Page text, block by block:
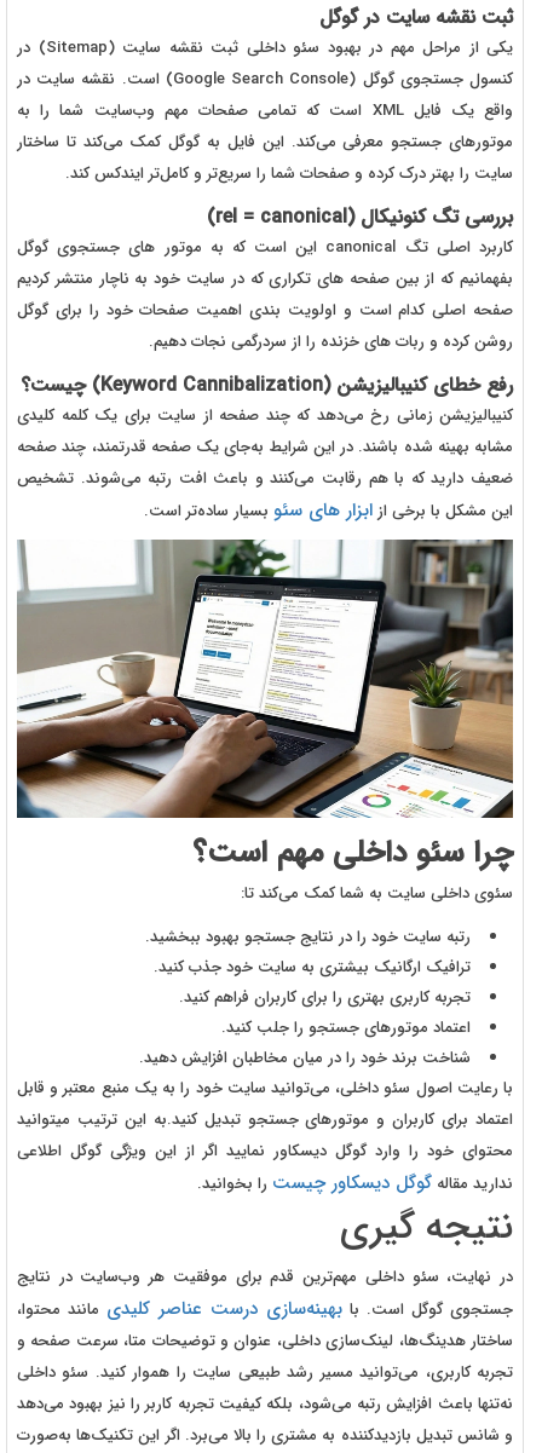
ثبت نقشه سایت در گوگل
یکی از مراحل مهم در بهبود سئو داخلی ثبت نقشه سایت (Sitemap) در
کنسول جستجوی گوگل (Google Search Console) است. نقشه سایت در
واقع یک فایل XML است که تمامی صفحات مهم وب‌سایت شما را به
موتورهای جستجو معرفی می‌کند. این فایل به گوگل کمک می‌کند تا ساختار
سایت را بهتر درک کرده و صفحات شما را سریع‌تر و کامل‌تر ایندکس کند.
بررسی تگ کنونیکال (rel = canonical)
کاربرد اصلی تگ canonical این است که به موتور های جستجوی گوگل
بفهمانیم که از بین صفحه های تکراری که در سایت خود به ناچار منتشر کردیم
صفحه اصلی کدام است و اولویت بندی اهمیت صفحات خود را برای گوگل
روشن کرده و ربات های خزنده را از سردرگمی نجات دهیم.
رفع خطای کنیبالیزیشن (Keyword Cannibalization) چیست؟
کنیبالیزیشن زمانی رخ می‌دهد که چند صفحه از سایت برای یک کلمه کلیدی
مشابه بهینه شده باشند. در این شرایط به‌جای یک صفحه قدرتمند، چند صفحه
ضعیف دارید که با هم رقابت می‌کنند و باعث افت رتبه می‌شوند. تشخیص
این مشکل با برخی از ابزار های سئو بسیار ساده‌تر است.
چرا سئو داخلی مهم است؟
سئوی داخلی سایت به شما کمک می‌کند تا:
رتبه سایت خود را در نتایج جستجو بهبود ببخشید.
ترافیک ارگانیک بیشتری به سایت خود جذب کنید.
تجربه کاربری بهتری را برای کاربران فراهم کنید.
اعتماد موتورهای جستجو را جلب کنید.
شناخت برند خود را در میان مخاطبان افزایش دهید.
با رعایت اصول سئو داخلی، می‌توانید سایت خود را به یک منبع معتبر و قابل
اعتماد برای کاربران و موتورهای جستجو تبدیل کنید.به این ترتیب میتوانید
محتوای خود را وارد گوگل دیسکاور نمایید اگر از این ویژگی گوگل اطلاعی
ندارید مقاله گوگل دیسکاور چیست را بخوانید.
نتیجه گیری
در نهایت، سئو داخلی مهم‌ترین قدم برای موفقیت هر وب‌سایت در نتایج
جستجوی گوگل است. با بهینه‌سازی درست عناصر کلیدی مانند محتوا،
ساختار هدینگ‌ها، لینک‌سازی داخلی، عنوان و توضیحات متا، سرعت صفحه و
تجربه کاربری، می‌توانید مسیر رشد طبیعی سایت را هموار کنید. سئو داخلی
نه‌تنها باعث افزایش رتبه می‌شود، بلکه کیفیت تجربه کاربر را نیز بهبود می‌دهد
و شانس تبدیل بازدیدکننده به مشتری را بالا می‌برد. اگر این تکنیک‌ها به‌صورت